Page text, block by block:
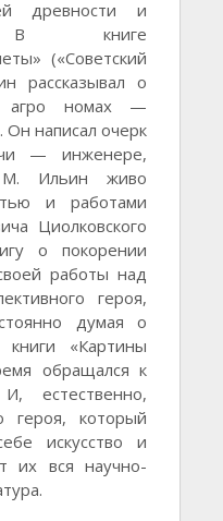
древности и
В книге
(«Советский
рассказывал о
агро номах —
Он написал очерк
— инженере,
М. Ильин живо
и работами
Циолковского
о покорении
работы над
героя,
думая о
книги «Картины
обращался к
естественно,
героя, который
искусство и
их вся научно-